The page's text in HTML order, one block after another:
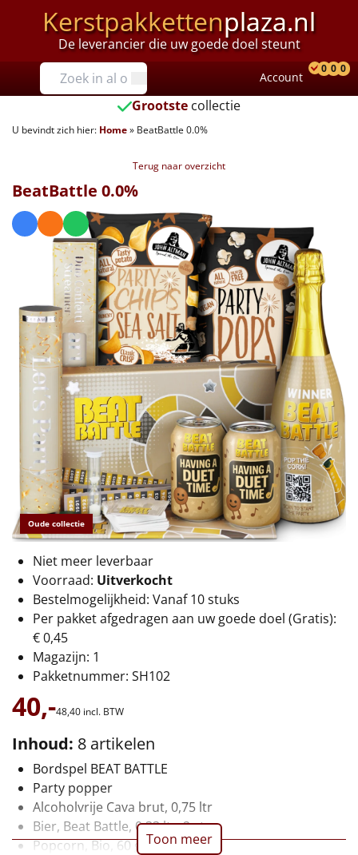
Kerstpakkettenplaza.nl
De leverancier die uw goede doel steunt
Prijzen
Tot €25
€25 tot €35
€40 tot €45
€45 tot €50
€50 tot €55
€55 tot €75
€75 tot €100
€100 en hoger
Alle kerstpakketten 2026
Thema
Origineel
Luxe
Mannen
Vrouwen
Duurzaam
Leuke
Goedkope
Uniek
Account
0 0 0
Grootste collectie
U bevindt zich hier: Home» BeatBattle 0.0%
Terug naar overzicht
Oude collectie
BeatBattle 0.0%
Niet meer leverbaar
Voorraad: Uitverkocht
Bestelmogelijkheid: Vanaf 10 stuks
Per pakket afgedragen aan uw goede doel (Gratis):
€ 0,45
Magazijn: 1
Pakketnummer: SH102
40,-48,40 incl. BTW
Inhoud: 8 artikelen
Bordspel BEAT BATTLE
Party popper
Alcoholvrije Cava brut, 0,75 ltr
Bier, Beat Battle, 0,33 ltr, 2 st
Popcorn, Bio, 60 gr Toon meer